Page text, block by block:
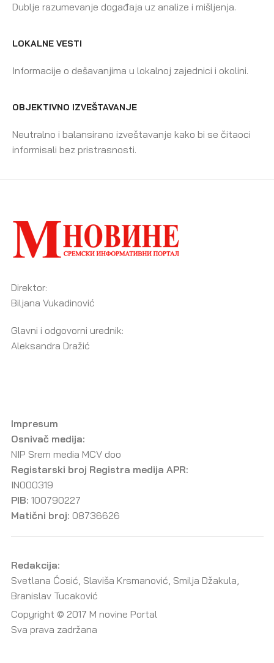
Dublje razumevanje događaja uz analize i mišljenja.
LOKALNE VESTI
Informacije o dešavanjima u lokalnoj zajednici i okolini.
OBJEKTIVNO IZVEŠTAVANJE
Neutralno i balansirano izveštavanje kako bi se čitaoci
informisali bez pristrasnosti.
Direktor:
Biljana Vukadinović
Glavni i odgovorni urednik:
Aleksandra Dražić
Impresum
Osnivač medija:
NIP Srem media MCV doo
Registarski broj Registra medija APR:
IN000319
PIB: 100790227
Matični broj: 08736626
Redakcija:
Svetlana Ćosić, Slaviša Krsmanović, Smilja Džakula,
Branislav Tucaković
Copyright © 2017 M novine Portal
Sva prava zadržana